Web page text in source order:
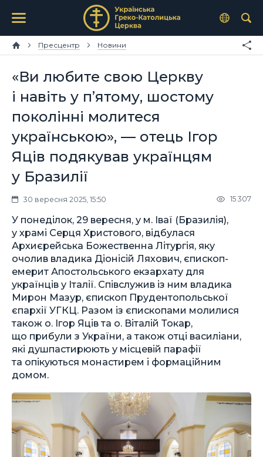
Пресцентр Новини
«Ви любите свою Церкву
і навіть у п’ятому, шостому
поколінні молитеся
українською», — отець Ігор
Яців подякував українцям
у Бразилії
30 вересня 2025, 15:50 15 307
У понеділок, 29 вересня, у м. Іваї (Бразилія),
у храмі Серця Христового, відбулася
Архиєрейська Божественна Літургія, яку
очолив владика Діонісій Ляхович, єпископ-
емерит Апостольського екзархату для
українців у Італії. Співслужив із ним владика
Мирон Мазур, єпископ Прудентопольської
єпархії УГКЦ. Разом із єпископами молилися
також о. Ігор Яців та о. Віталій Токар,
що прибули з України, а також отці василіани,
які душпастирюють у місцевій парафії
та опікуються монастирем і формаційним
домом.